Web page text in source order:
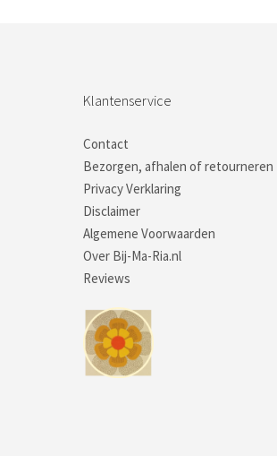
Klantenservice
Contact
Bezorgen, afhalen of retourneren
Privacy Verklaring
Disclaimer
Algemene Voorwaarden
Over Bij-Ma-Ria.nl
Reviews